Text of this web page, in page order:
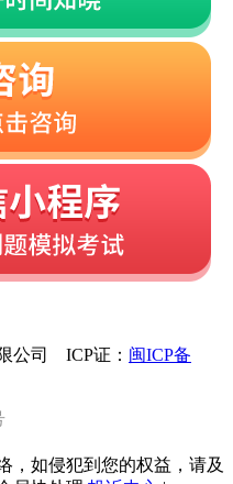
公司 ICP证： 闽ICP备
，如侵犯到您的权益，请及